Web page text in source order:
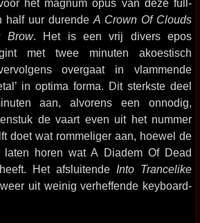
het magnum opus van deze full-
half uur durende A Crown Of Clouds
Brow. Het is een vrij divers epos
met twee minuten akoestisch
overgaat in vlammende
in optima forma. Dit sterkste deel
aan, alvorens een onnodig,
de vaart even uit het nummer
doet wat rommeliger aan, hoewel de
laten horen wat A Diadem Of Dead
Het afsluitende Into Trancelike
uit weinig verheffende keyboard-